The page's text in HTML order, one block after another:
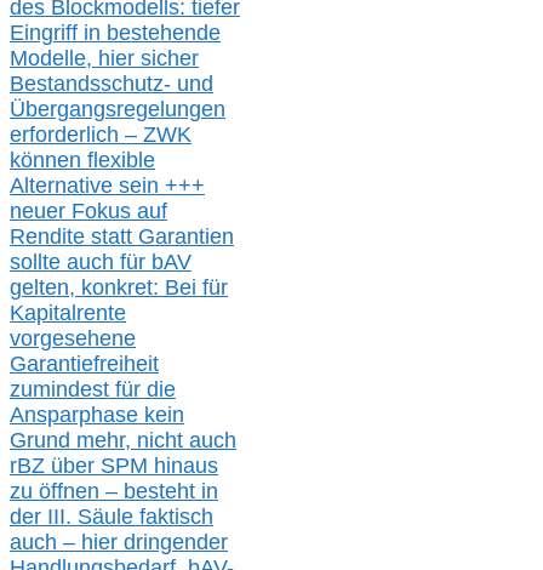
des Blockmodells: tiefer
Eingriff in bestehende
Modelle, hier sicher
Bestandsschutz- und
Übergangsregelungen
erforderlich – ZWK
können flexible
Alternative sein +++
neuer Fokus auf
Rendite statt Garantien
sollte auch für bAV
gelten, konkret: Bei für
Kapitalrente
vorgesehene
Garantiefreiheit
zumindest für die
Ansparphase kein
Grund mehr, nicht auch
rBZ über SPM hinaus
zu öffnen – besteht in
der III. Säule faktisch
auch – hier dringender